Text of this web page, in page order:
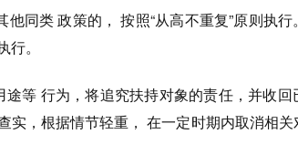
同类 政策的， 按照“从高不重复”原则执行
。
等 行为，将追究扶持对象的责任，并收回
实，根据情节轻重， 在一定时期内取消相关